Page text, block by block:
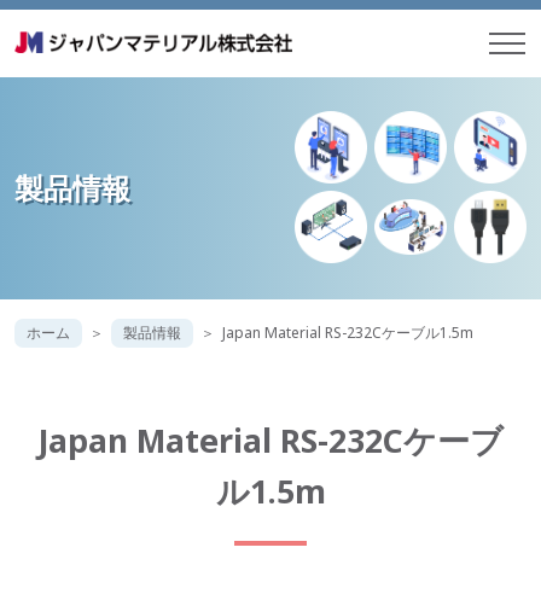
製品情報
ホーム 製品情報 Japan Material RS-232Cケーブル1.5m
Japan Material RS-232Cケーブ
ル1.5m